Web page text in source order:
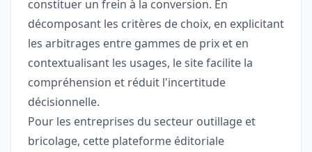
constituer un frein à la conversion. En
décomposant les critères de choix, en explicitant
les arbitrages entre gammes de prix et en
contextualisant les usages, le site facilite la
compréhension et réduit l'incertitude
décisionnelle.
Pour les entreprises du secteur outillage et
bricolage, cette plateforme éditoriale